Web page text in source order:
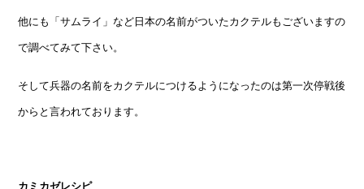
他にも「サムライ」など日本の名前がついたカクテルもございますの
で調べてみて下さい。
そして兵器の名前をカクテルにつけるようになったのは第一次停戦後
からと言われております。
カミカゼレシピ